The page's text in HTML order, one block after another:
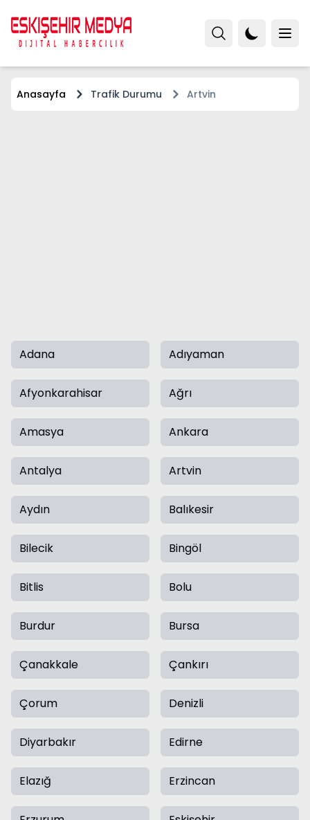
Anasayfa Trafik Durumu Artvin
Adana Adıyaman
Afyonkarahisar Ağrı
Amasya Ankara
Antalya Artvin
Aydın Balıkesir
Bilecik Bingöl
Bitlis Bolu
Burdur Bursa
Çanakkale Çankırı
Çorum Denizli
Diyarbakır Edirne
Elazığ Erzincan